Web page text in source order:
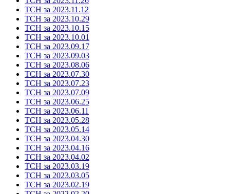
ТСН за 2023.11.12
ТСН за 2023.10.29
ТСН за 2023.10.15
ТСН за 2023.10.01
ТСН за 2023.09.17
ТСН за 2023.09.03
ТСН за 2023.08.06
ТСН за 2023.07.30
ТСН за 2023.07.23
ТСН за 2023.07.09
ТСН за 2023.06.25
ТСН за 2023.06.11
ТСН за 2023.05.28
ТСН за 2023.05.14
ТСН за 2023.04.30
ТСН за 2023.04.16
ТСН за 2023.04.02
ТСН за 2023.03.19
ТСН за 2023.03.05
ТСН за 2023.02.19